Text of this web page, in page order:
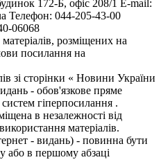
172-Б, офіс 208/1 E-mail:
Телефон: 044-205-43-00
06068
розміщених на
посилання на
зі сторінки « Новини України
- обов'язкове пряме
гіперпосилання .
в незалежності від
матеріалів.
- видань) - повинна бути
або в першому абзаці